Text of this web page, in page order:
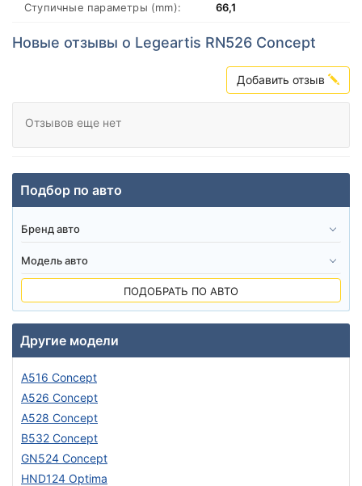
Ступичные параметры (mm):
66,1
Новые отзывы о Legeartis RN526 Concept
Добавить отзыв
Отзывов еще нет
Подбор по авто
ПОДОБРАТЬ ПО АВТО
Другие модели
A516 Concept
A526 Concept
A528 Concept
B532 Concept
GN524 Concept
HND124 Optima